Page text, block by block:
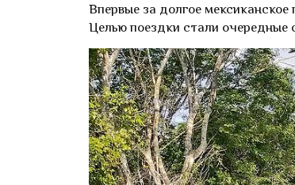
Впервые за долгое мексиканское
Целью поездки стали очередные